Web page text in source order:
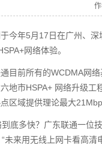
今年5月17日在广州、
网络体验。
目前所有的WCDMA网
地市HSPA+ 网络升级
区域提供理论最大
到底多快？广东联通一位
未来用无线上网卡看高